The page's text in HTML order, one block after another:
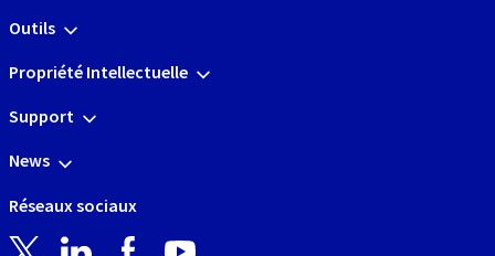
Outils
Propriété Intellectuelle
Support
News
Réseaux sociaux